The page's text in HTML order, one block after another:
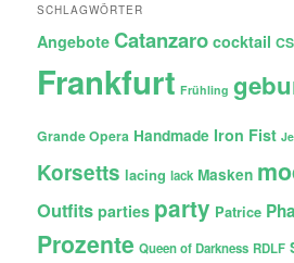
SCHLAGWÖRTER
Angebote Catanzaro cocktail
Frankfurt Frühling
Grande Opera Handmade Iron Fist
Korsetts lacing lack Masken
Outfits parties party Patrice
Prozente Queen of Darkness RDLF